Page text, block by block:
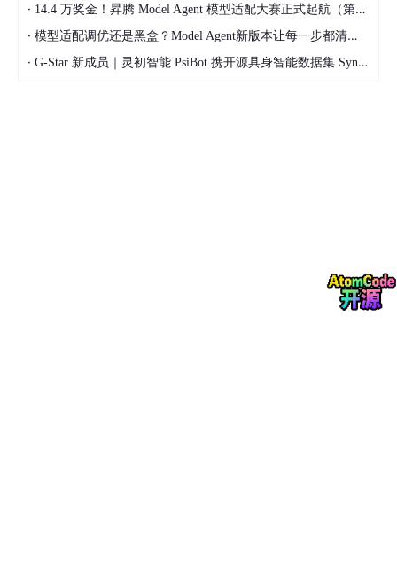
· 14.4 万奖金！昇腾 Model Agent 模型适配大赛正式起航（第二季）
· 模型适配调优还是黑盒？Model Agent新版本让每一步都清晰可见
· G-Star 新成员｜灵初智能 PsiBot 携开源具身智能数据集 SynData 入驻 AtomGit